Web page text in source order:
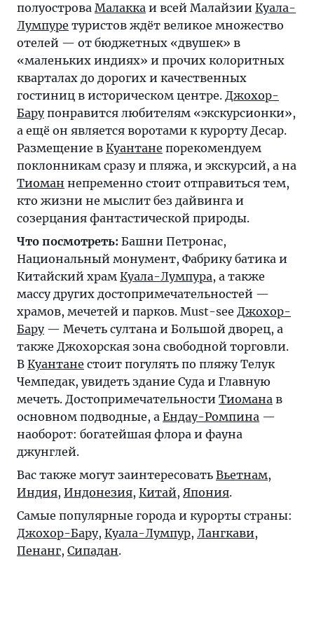
полуострова Малакка и всей Малайзии Куала-
Лумпуре туристов ждёт великое множество
отелей — от бюджетных «двушек» в
«маленьких индиях» и прочих колоритных
кварталах до дорогих и качественных
гостиниц в историческом центре. Джохор-
Барупонравится любителям «экскурсионки»,
а ещё он является воротами к курорту Десар.
Размещение в Куантане порекомендуем
поклонникам сразу и пляжа, и экскурсий, а на
Тиоман непременно стоит отправиться тем,
кто жизни не мыслит без дайвинга и
созерцания фантастической природы.
Что посмотреть: Башни Петронас,
Национальный монумент, Фабрику батика и
Китайский храм Куала-Лумпура, а также
массу других достопримечательностей —
храмов, мечетей и парков. Must-see Джохор-
Бару— Мечеть султана и Большой дворец, а
также Джохорская зона свободной торговли.
В Куантане стоит погулять по пляжу Телук
Чемпедак, увидеть здание Суда и Главную
мечеть. Достопримечательности Тиомана в
основном подводные, а Ендау-Ромпина —
наоборот: богатейшая флора и фауна
джунглей.
Вас также могут заинтересовать Вьетнам,
Индия, Индонезия, Китай, Япония.
Самые популярные города и курорты страны:
Джохор-Бару, Куала-Лумпур, Лангкави,
Пенанг, Сипадан.